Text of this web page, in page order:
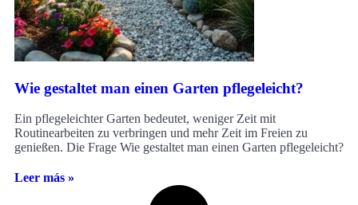
Wie gestaltet man einen Garten pflegeleicht?
Ein pflegeleichter Garten bedeutet, weniger Zeit mit
Routinearbeiten zu verbringen und mehr Zeit im Freien zu
genießen. Die Frage Wie gestaltet man einen Garten pflegeleicht?
Leer más »